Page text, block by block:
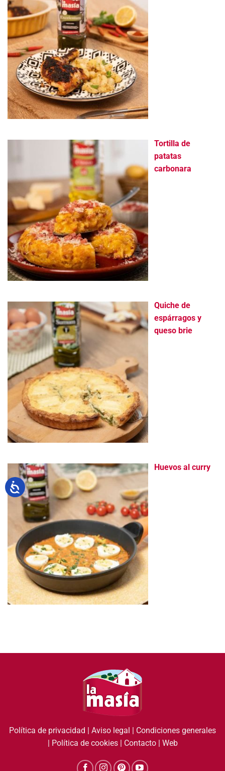
Tortilla de
patatas
carbonara
Quiche de
espárragos y
queso brie
Huevos al curry
Política de privacidad Aviso legal
Condiciones generales
Política de cookies| Contacto| Web